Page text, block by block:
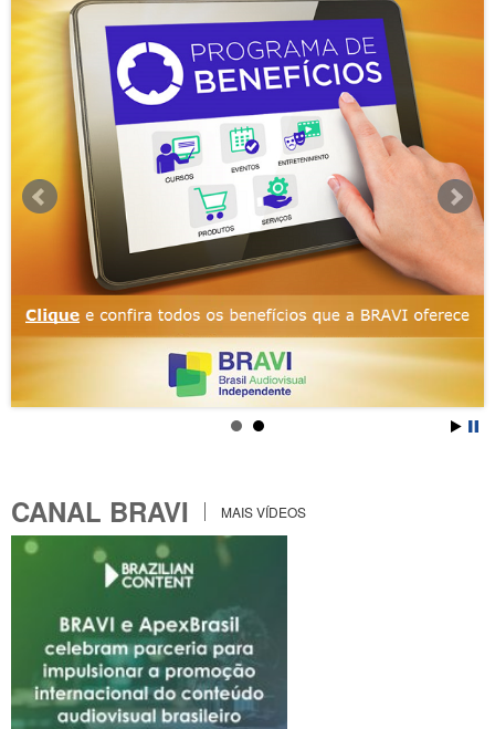
CANAL BRAVI MAIS VÍDEOS